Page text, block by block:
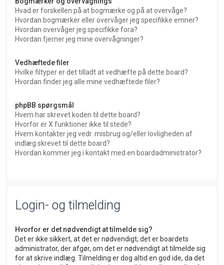
Hvad er forskellen på at bogmærke og på at overvåge?
Hvordan bogmærker eller overvåger jeg specifikke emner?
Hvordan overvåger jeg specifikke fora?
Hvordan fjerner jeg mine overvågninger?
Vedhæftede filer
Hvilke filtyper er det tilladt at vedhæfte på dette board?
Hvordan finder jeg alle mine vedhæftede filer?
phpBB spørgsmål
Hvem har skrevet koden til dette board?
Hvorfor er X funktioner ikke til stede?
Hvem kontakter jeg vedr. misbrug og/eller lovligheden af
indlæg skrevet til dette board?
Hvordan kommer jeg i kontakt med en boardadministrator?
Login- og tilmelding
Hvorfor er det nødvendigt at tilmelde sig?
Det er ikke sikkert, at det er nødvendigt; det er boardets
administrator, der afgør, om det er nødvendigt at tilmelde sig
for at skrive indlæg. Tilmelding er dog altid en god ide, da det